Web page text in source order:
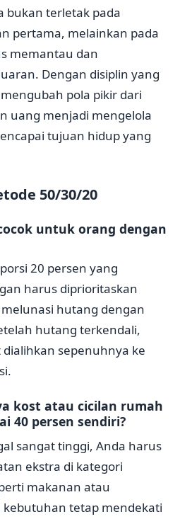
bukan terletak pada
pertama, melainkan pada
memantau dan
Dengan disiplin yang
pola pikir dari
uang menjadi mengelola
tujuan hidup yang
50/30/20
untuk orang dengan
20 persen yang
harus diprioritaskan
hutang dengan
hutang terkendali,
sepenuhnya ke
kost atau cicilan rumah
40 persen sendiri?
sangat tinggi, Anda harus
ekstra di kategori
makanan atau
tetap mendekati